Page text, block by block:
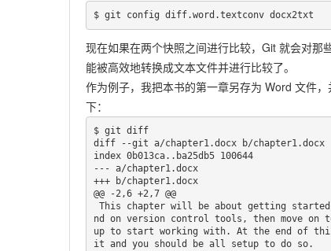
$ git config diff.word.textconv docx2txt
现在如果在两个快照之间进行比较，Git 就会对那
能被高效地转换成文本文件并进行比较了。
作为例子，我把本书的第一章另存为 Word 文件
下：
$ git diff
diff --git a/chapter1.docx b/chapter1.docx
index 0b013ca..ba25db5 100644
--- a/chapter1.docx
+++ b/chapter1.docx
@@ -2,6 +2,7 @@
nd on version control tools, then move
up to start working with. At the end of this
it and you should be all setup to do so.